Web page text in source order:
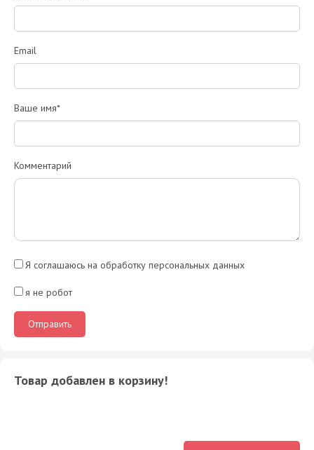
Email
Ваше имя*
Комментарий
Я соглашаюсь на обработку персональных данных
я не робот
Товар добавлен в корзину!